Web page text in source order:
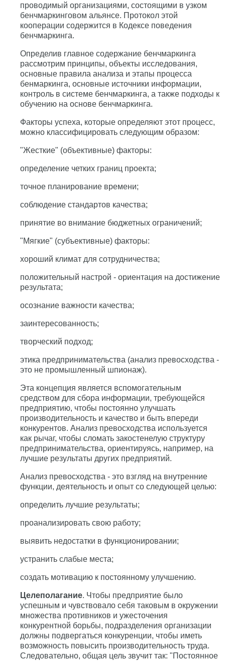
проводимый организациями, состоящими в узком
бенчмаркинговом альянсе. Протокол этой
кооперации содержится в Кодексе поведения
бенчмаркинга.
Определив главное содержание бенчмаркинга
рассмотрим принципы, объекты исследования,
основные правила анализа и этапы процесса
бенмаркинга, основные источники информации,
контроль в системе бенчмаркинга, а также подходы к
обучению на основе бенчмаркинга.
Факторы успеха, которые определяют этот процесс,
можно классифицировать следующим образом:
"Жесткие" (объективные) факторы:
определение четких границ проекта;
точное планирование времени;
соблюдение стандартов качества;
принятие во внимание бюджетных ограничений;
"Мягкие" (субъективные) факторы:
хороший климат для сотрудничества;
положительный настрой - ориентация на достижение
результата;
осознание важности качества;
заинтересованность;
творческий подход;
этика предпринимательства (анализ превосходства -
это не промышленный шпионаж).
Эта концепция является вспомогательным
средством для сбора информации, требующейся
предприятию, чтобы постоянно улучшать
производительность и качество и быть впереди
конкурентов. Анализ превосходства используется
как рычаг, чтобы сломать закостенелую структуру
предпринимательства, ориентируясь, например, на
лучшие результаты других предприятий.
Анализ превосходства - это взгляд на внутренние
функции, деятельность и опыт со следующей целью:
определить лучшие результаты;
проанализировать свою работу;
выявить недостатки в функционировании;
устранить слабые места;
создать мотивацию к постоянному улучшению.
Целеполагание. Чтобы предприятие было
успешным и чувствовало себя таковым в окружении
множества противников и ужесточения
конкурентной борьбы, подразделения организации
должны подвергаться конкуренции, чтобы иметь
возможность повысить производительность труда.
Следовательно, общая цель звучит так: "Постоянное